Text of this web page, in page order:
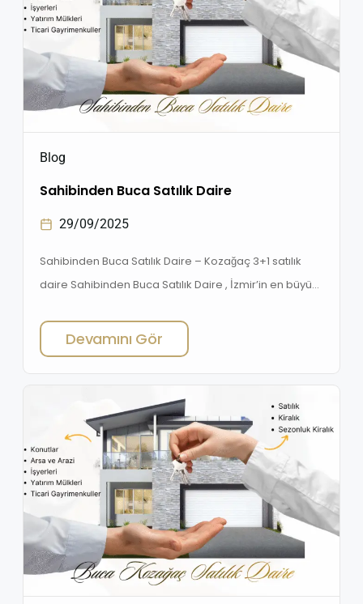
Blog
Sahibinden Buca Satılık Daire
29/09/2025
Sahibinden Buca Satılık Daire – Kozağaç 3+1 satılık
daire Sahibinden Buca Satılık Daire , İzmir’in en büyük
satılık daireler her geçen gün büyüyen nüfusu ve
gelişen altyapısıyla dikkat çekiyor. İlçede satılık daire
ilanları, emlak ofisleri aracılığıyla olduğu kadar
sahibinden verilen ilanlarla da yoğun ilgi görüyor. […]
Devamını Gör